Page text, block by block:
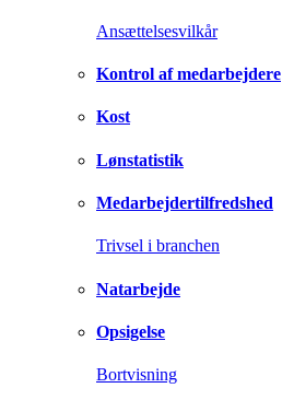
Ansættelsesvilkår
Kontrol af medarbejdere
Kost
Lønstatistik
Medarbejdertilfredshed
Trivsel i branchen
Natarbejde
Opsigelse
Bortvisning